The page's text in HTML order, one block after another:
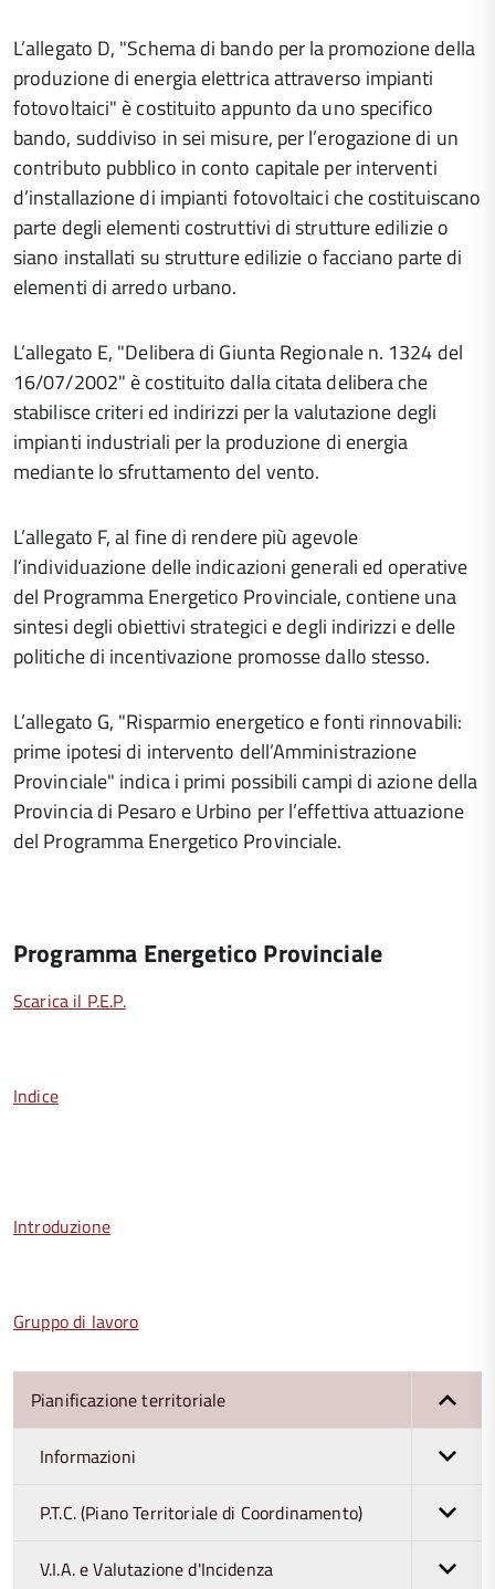
L’allegato D, "Schema di bando per la promozione della
produzione di energia elettrica attraverso impianti
fotovoltaici" è costituito appunto da uno specifico
bando, suddiviso in sei misure, per l’erogazione di un
contributo pubblico in conto capitale per interventi
d’installazione di impianti fotovoltaici che costituiscano
parte degli elementi costruttivi di strutture edilizie o
siano installati su strutture edilizie o facciano parte di
elementi di arredo urbano.
L’allegato E, "Delibera di Giunta Regionale n. 1324 del
16/07/2002" è costituito dalla citata delibera che
stabilisce criteri ed indirizzi per la valutazione degli
impianti industriali per la produzione di energia
mediante lo sfruttamento del vento.
L’allegato F, al fine di rendere più agevole
l’individuazione delle indicazioni generali ed operative
del Programma Energetico Provinciale, contiene una
sintesi degli obiettivi strategici e degli indirizzi e delle
politiche di incentivazione promosse dallo stesso.
L’allegato G, "Risparmio energetico e fonti rinnovabili:
prime ipotesi di intervento dell’Amministrazione
Provinciale" indica i primi possibili campi di azione della
Provincia di Pesaro e Urbino per l’effettiva attuazione
del Programma Energetico Provinciale.
Programma Energetico Provinciale
Scarica il P.E.P.
Indice
Introduzione
Gruppo di lavoro
Pianificazione territoriale
Informazioni
P.T.C. (Piano Territoriale di Coordinamento)
V.I.A. e Valutazione d'Incidenza